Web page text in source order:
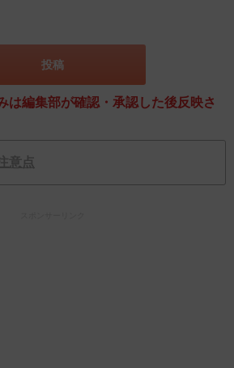
は編集部が確認・承認した後反映さ
意点